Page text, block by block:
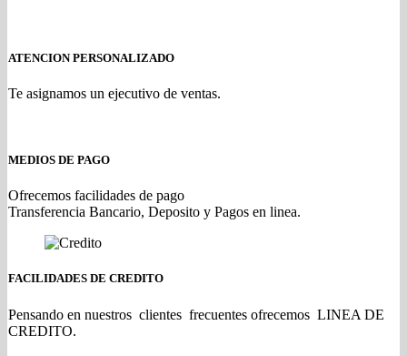
ATENCION PERSONALIZADO
Te asignamos un ejecutivo de ventas.
MEDIOS DE PAGO
Ofrecemos facilidades de pago
Transferencia Bancario, Deposito y Pagos en linea.
FACILIDADES DE CREDITO
Pensando en nuestros clientes frecuentes ofrecemos LINEA DE
CREDITO.